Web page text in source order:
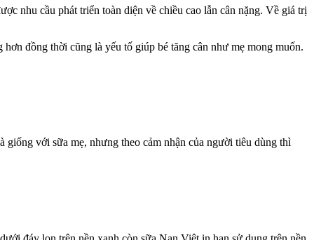
nhu cầu phát triển toàn diện về chiều cao lẫn cân nặng. Về giá trị
đồng thời cũng là yếu tố giúp bé tăng cân như mẹ mong muốn.
với sữa mẹ, nhưng theo cảm nhận của người tiêu dùng thì